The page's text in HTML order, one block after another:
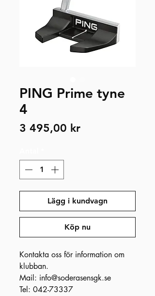
PING Prime tyne
4
3 495,00 krPris
Lägg i kundvagn
Köp nu
Kontakta oss för information om
klubban.
Mail: info@soderasensgk.se
Tel: 042-73337